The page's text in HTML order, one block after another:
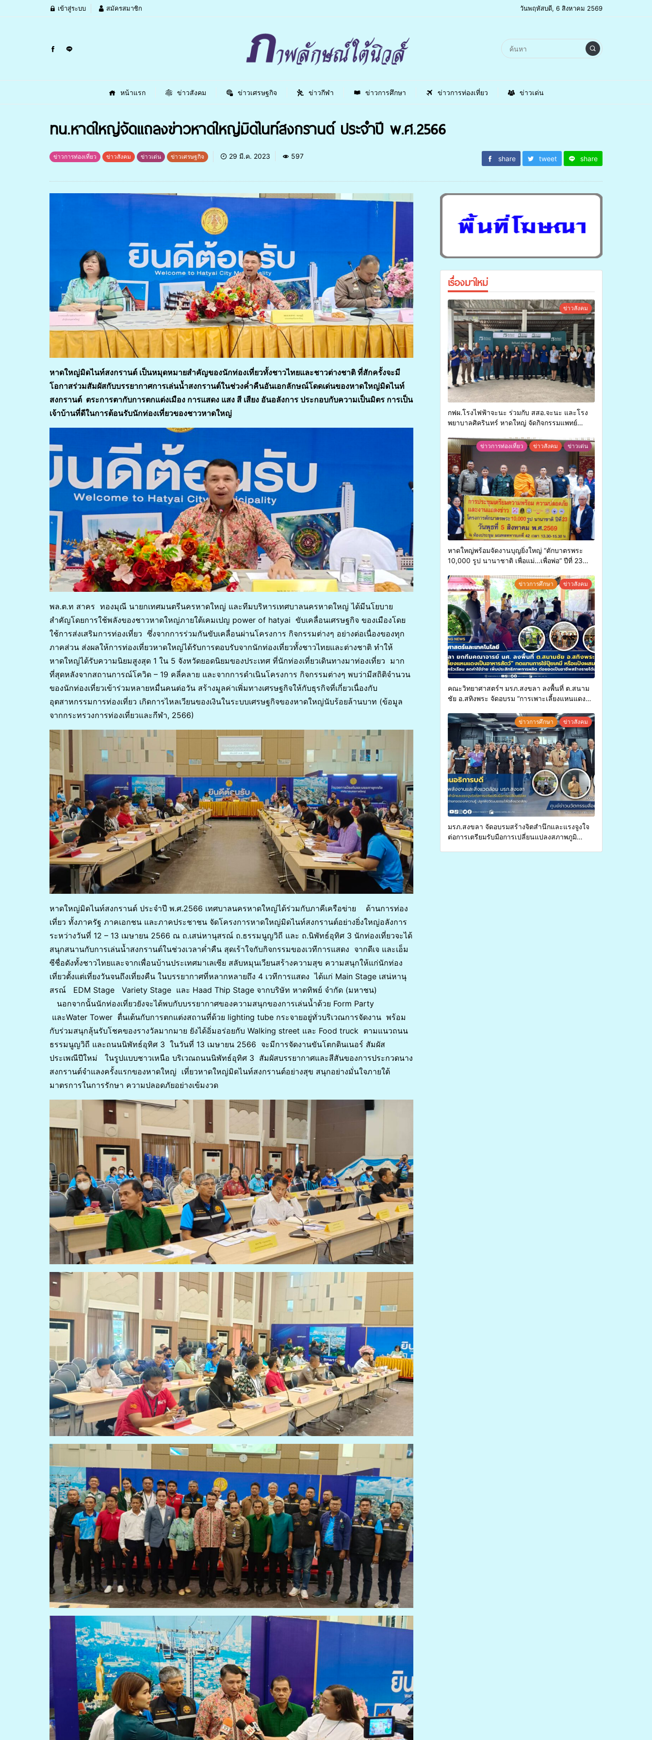
เข้าสู่ระบบ สมัครสมาชิก วันพฤหัสบดี, 6 สิงหาคม 2569
หน้าแรก ข่าวสังคม ข่าวเศรษฐกิจ ข่าวกีฬา ข่าวการศึกษา ข่าวการท่องเที่ยว ข่าวเด่น
ทน.หาดใหญ่จัดแถลงข่าวหาดใหญ่มิดไนท์สงกรานต์ ประจำปี พ.ศ.2566
ข่าวการท่องเที่ยว ข่าวสังคม ข่าวเด่น ข่าวเศรษฐกิจ 29 มี.ค. 2023 597 share tweet share
หาดใหญ่มิดไนท์สงกรานต์ เป็นหมุดหมายสำคัญของนักท่องเที่ยวทั้งชาวไทยและชาวต่างชาติ ที่สักครั้งจะมี
โอกาสร่วมสัมผัสกับบรรยากาศการเล่นน้ำสงกรานต์ในช่วงค่ำคืนอันเอกลักษณ์โดดเด่นของหาดใหญ่มิดไนท์
สงกรานต์ ตระการตากับการตกแต่งเมือง การแสดง แสง สี เสียง อันอลังการ ประกอบกับความเป็นมิตร การเป็น
เจ้าบ้านที่ดีในการต้อนรับนักท่องเที่ยวของชาวหาดใหญ่
พล.ต.ท สาคร ทองมุณี นายกเทศมนตรีนครหาดใหญ่ และทีมบริหารเทศบาลนครหาดใหญ่ ได้มีนโยบาย
สำคัญโดยการใช้พลังของชาวหาดใหญ่ภายใต้เคมเปญ power of hatyai ขับเคลื่อนเศรษฐกิจ ของเมืองโดย
ใช้การส่งเสริมการท่องเที่ยว ซึ่งจากการร่วมกันขับเคลื่อนผ่านโครงการ กิจกรรมต่างๆ อย่างต่อเนื่องของทุก
ภาคส่วน ส่งผลให้การท่องเที่ยวหาดใหญ่ได้รับการตอบรับจากนักท่องเที่ยวทั้งชาวไทยและต่างชาติ ทำให้
หาดใหญ่ได้รับความนิยมสูงสุด 1 ใน 5 จังหวัดยอดนิยมของประเทศ ที่นักท่องเที่ยวเดินทางมาท่องเที่ยว มาก
ที่สุดหลังจากสถานการณ์โควิด – 19 คลี่คลาย และจากการดำเนินโครงการ กิจกรรมต่างๆ พบว่ามีสถิติจำนวน
ของนักท่องเที่ยวเข้าร่วมหลายหมื่นคนต่อวัน สร้างมูลค่าเพิ่มทางเศรษฐกิจให้กับธุรกิจที่เกี่ยวเนื่องกับ
อุตสาหกรรมการท่องเที่ยว เกิดการไหลเวียนของเงินในระบบเศรษฐกิจของหาดใหญ่นับร้อยล้านบาท (ข้อมูล
จากกระทรวงการท่องเที่ยวและกีฬา, 2566)
หาดใหญ่มิดไนท์สงกรานต์ ประจำปี พ.ศ.2566 เทศบาลนครหาดใหญ่ได้ร่วมกับภาคีเครือข่าย ด้านการท่อง
เที่ยว ทั้งภาครัฐ ภาคเอกชน และภาคประชาชน จัดโครงการหาดใหญ่มิดไนท์สงกรานต์อย่างยิ่งใหญ่อลังการ
ระหว่างวันที่ 12 – 13 เมษายน 2566 ณ ถ.เสน่หานุสรณ์ ถ.ธรรมนูญวิถี และ ถ.นิพัทธ์อุทิศ 3 นักท่องเที่ยวจะได้
สนุกสนานกับการเล่นน้ำสงกรานต์ในช่วงเวลาค่ำคืน สุดเร้าใจกับกิจกรรมของเวทีการแสดง จากดีเจ และเอ็ม
ซีชื่อดังทั้งชาวไทยและจากเพื่อนบ้านประเทศมาเลเซีย สลับหมุนเวียนสร้างความสุข ความสนุกให้แก่นักท่อง
เที่ยวตั้งแต่เที่ยงวันจนถึงเที่ยงคืน ในบรรยากาศที่หลากหลายถึง 4 เวทีการแสดง ได้แก่ Main Stage เสน่หานุ
สรณ์ EDM Stage Variety Stage และ Haad Thip Stage จากบริษัท หาดทิพย์ จำกัด (มหาชน)
นอกจากนั้นนักท่องเที่ยวยังจะได้พบกับบรรยากาศของความสนุกของการเล่นน้ำด้วย Form Party
และWater Tower ตื่นเต้นกับการตกแต่งสถานที่ด้วย lighting tube กระจายอยู่ทั่วบริเวณการจัดงาน พร้อม
กับร่วมสนุกลุ้นรับโชคของรางวัลมากมาย ยังได้อิ่มอร่อยกับ Walking street และ Food truck ตามแนวถนน
ธรรมนูญวิถี และถนนนิพัทธ์อุทิศ 3 ในวันที่ 13 เมษายน 2566 จะมีการจัดงานขันโตกดินเนอร์ สัมผัส
ประเพณีปีใหม่ ในรูปแบบชาวเหนือ บริเวณถนนนิพัทธ์อุทิศ 3 สัมผัสบรรยากาศและสีสันของการประกวดนาง
สงกรานต์จำแลงครั้งแรกของหาดใหญ่ เที่ยวหาดใหญ่มิดไนท์สงกรานต์อย่างสุข สนุกอย่างมั่นใจภายใต้
มาตรการในการรักษา ความปลอดภัยอย่างเข้มงวด
เรื่องมาใหม่
ข่าวสังคม
กฟผ.โรงไฟฟ้าจะนะ ร่วมกับ สสอ.จะนะ และโรง
พยาบาลศิครินทร์ หาดใหญ่ จัดกิจกรรมแพทย์
ข่าวการท่องเที่ยว ข่าวสังคม ข่าวเด่น
หาดใหญ่พร้อมจัดงานบุญยิ่งใหญ่ “ตักบาตรพระ
10,000 รูป นานาชาติ เพื่อแม่…เพื่อพ่อ” ปีที่ 23
ประเพณีแห่งศรัทธา
ข่าวการศึกษา ข่าวสังคม
คณะวิทยาศาสตร์ฯ มรภ.สงขลา ลงพื้นที่ ต.สนาม
ชัย อ.สทิงพระ จัดอบรม “การเพาะเลี้ยงแหนแดง
ประสิทธิภาพการผลิต ต่อยอดสู่อาชีพเสริมใน
อนาคต
ข่าวการศึกษา ข่าวสังคม
มรภ.สงขลา จัดอบรมสร้างจิตสำนึกและแรงจูงใจ
ต่อการเตรียมรับมือการเปลี่ยนแปลงสภาพภูมิ